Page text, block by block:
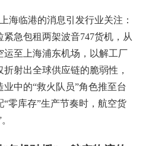
海临港的消息引发行业关注：
急包租两架波音747货机，从
运至上海浦东机场，以解工厂
射出全球供应链的脆弱性，
中的“救火队员”角色推至台
零库存”生产节奏时，航空货